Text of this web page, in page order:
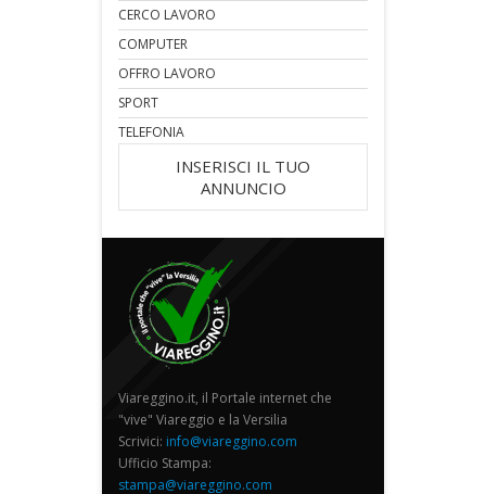
CERCO LAVORO
COMPUTER
OFFRO LAVORO
SPORT
TELEFONIA
INSERISCI IL TUO
ANNUNCIO
Viareggino.it, il Portale internet che
"vive" Viareggio e la Versilia
Scrivici: info@viareggino.com
Ufficio Stampa:
stampa@viareggino.com